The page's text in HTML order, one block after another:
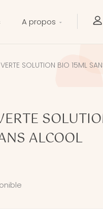
A propos
SOLUTION BIO 15ML
ALCOOL